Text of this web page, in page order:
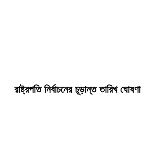
রাষ্ট্রপতি নির্বাচনের চূড়ান্ত তারিখ ঘোষণা